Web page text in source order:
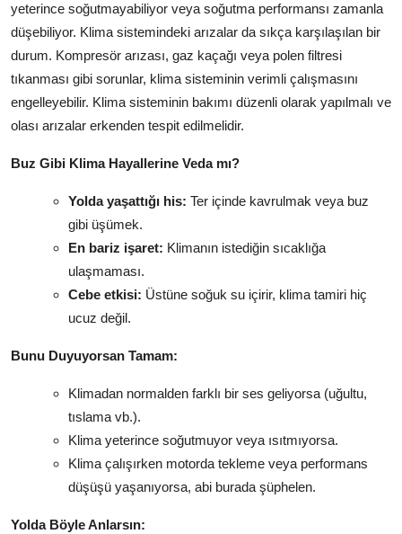
yeterince soğutmayabiliyor veya soğutma performansı zamanla
düşebiliyor. Klima sistemindeki arızalar da sıkça karşılaşılan bir
durum. Kompresör arızası, gaz kaçağı veya polen filtresi
tıkanması gibi sorunlar, klima sisteminin verimli çalışmasını
engelleyebilir. Klima sisteminin bakımı düzenli olarak yapılmalı ve
olası arızalar erkenden tespit edilmelidir.
Buz Gibi Klima Hayallerine Veda mı?
Yolda yaşattığı his: Ter içinde kavrulmak veya buz
gibi üşümek.
En bariz işaret: Klimanın istediğin sıcaklığa
ulaşmaması.
Cebe etkisi: Üstüne soğuk su içirir, klima tamiri hiç
ucuz değil.
Bunu Duyuyorsan Tamam:
Klimadan normalden farklı bir ses geliyorsa (uğultu,
tıslama vb.).
Klima yeterince soğutmuyor veya ısıtmıyorsa.
Klima çalışırken motorda tekleme veya performans
düşüşü yaşanıyorsa, abi burada şüphelen.
Yolda Böyle Anlarsın: